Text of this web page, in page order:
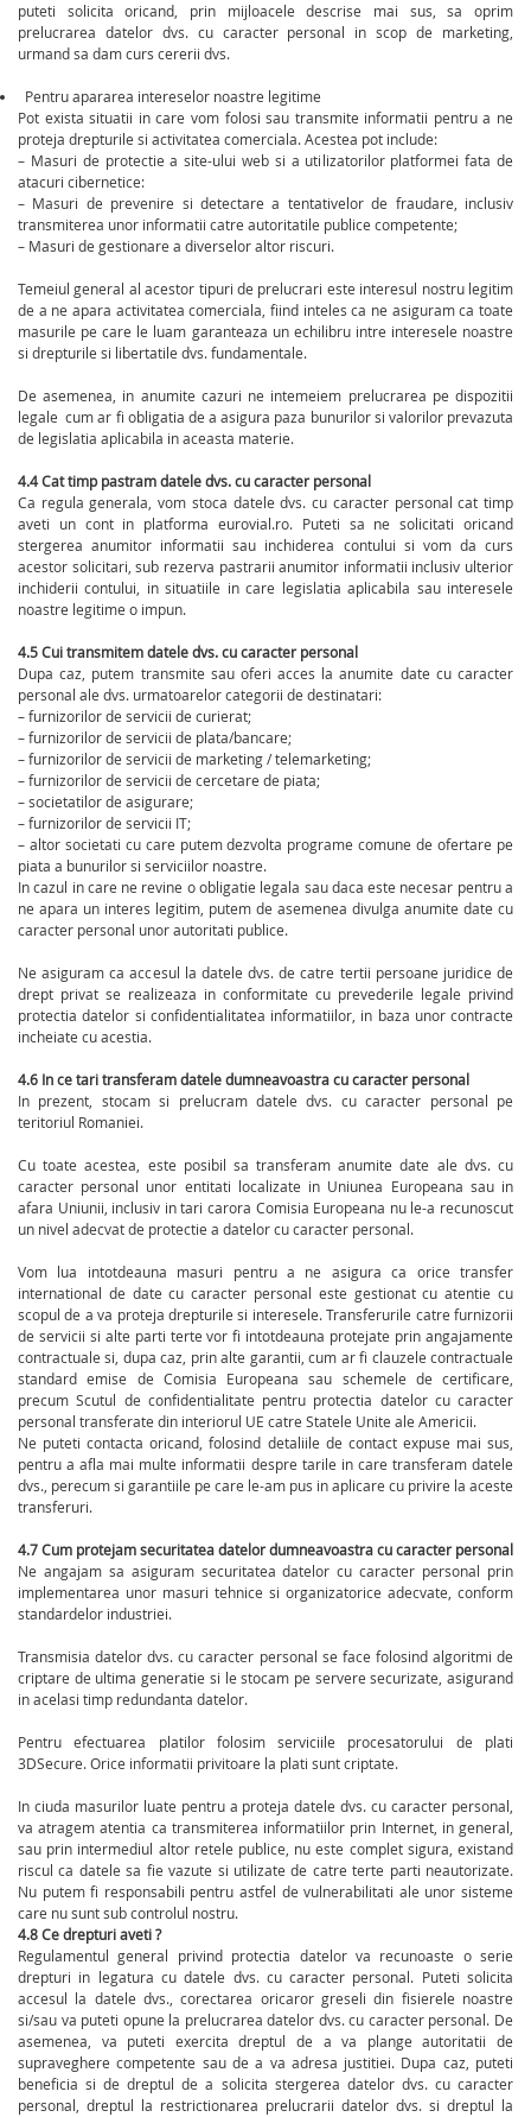
puteti solicita oricand, prin mijloacele descrise mai sus, sa oprim
prelucrarea datelor dvs. cu caracter personal in scop de marketing,
urmand sa dam curs cererii dvs.
Pentru apararea intereselor noastre legitime
Pot exista situatii in care vom folosi sau transmite informatii pentru a ne
proteja drepturile si activitatea comerciala. Acestea pot include:
– Masuri de protectie a site-ului web si a utilizatorilor platformei fata de
atacuri cibernetice:
– Masuri de prevenire si detectare a tentativelor de fraudare, inclusiv
transmiterea unor informatii catre autoritatile publice competente;
– Masuri de gestionare a diverselor altor riscuri.
Temeiul general al acestor tipuri de prelucrari este interesul nostru legitim
de a ne apara activitatea comerciala, fiind inteles ca ne asiguram ca toate
masurile pe care le luam garanteaza un echilibru intre interesele noastre
si drepturile si libertatile dvs. fundamentale.
De asemenea, in anumite cazuri ne intemeiem prelucrarea pe dispozitii
legale cum ar fi obligatia de a asigura paza bunurilor si valorilor prevazuta
de legislatia aplicabila in aceasta materie.
4.4 Cat timp pastram datele dvs. cu caracter personal
Ca regula generala, vom stoca datele dvs. cu caracter personal cat timp
aveti un cont in platforma eurovial.ro. Puteti sa ne solicitati oricand
stergerea anumitor informatii sau inchiderea contului si vom da curs
acestor solicitari, sub rezerva pastrarii anumitor informatii inclusiv ulterior
inchiderii contului, in situatiile in care legislatia aplicabila sau interesele
noastre legitime o impun.
4.5 Cui transmitem datele dvs. cu caracter personal
Dupa caz, putem transmite sau oferi acces la anumite date cu caracter
personal ale dvs. urmatoarelor categorii de destinatari:
– furnizorilor de servicii de curierat;
– furnizorilor de servicii de plata/bancare;
– furnizorilor de servicii de marketing / telemarketing;
– furnizorilor de servicii de cercetare de piata;
– societatilor de asigurare;
– furnizorilor de servicii IT;
– altor societati cu care putem dezvolta programe comune de ofertare pe
piata a bunurilor si serviciilor noastre.
In cazul in care ne revine o obligatie legala sau daca este necesar pentru a
ne apara un interes legitim, putem de asemenea divulga anumite date cu
caracter personal unor autoritati publice.
Ne asiguram ca accesul la datele dvs. de catre tertii persoane juridice de
drept privat se realizeaza in conformitate cu prevederile legale privind
protectia datelor si confidentialitatea informatiilor, in baza unor contracte
incheiate cu acestia.
4.6 In ce tari transferam datele dumneavoastra cu caracter personal
In prezent, stocam si prelucram datele dvs. cu caracter personal pe
teritoriul Romaniei.
Cu toate acestea, este posibil sa transferam anumite date ale dvs. cu
caracter personal unor entitati localizate in Uniunea Europeana sau in
afara Uniunii, inclusiv in tari carora Comisia Europeana nu le-a recunoscut
un nivel adecvat de protectie a datelor cu caracter personal.
Vom lua intotdeauna masuri pentru a ne asigura ca orice transfer
international de date cu caracter personal este gestionat cu atentie cu
scopul de a va proteja drepturile si interesele. Transferurile catre furnizorii
de servicii si alte parti terte vor fi intotdeauna protejate prin angajamente
contractuale si, dupa caz, prin alte garantii, cum ar fi clauzele contractuale
standard emise de Comisia Europeana sau schemele de certificare,
precum Scutul de confidentialitate pentru protectia datelor cu caracter
personal transferate din interiorul UE catre Statele Unite ale Americii.
Ne puteti contacta oricand, folosind detaliile de contact expuse mai sus,
pentru a afla mai multe informatii despre tarile in care transferam datele
dvs., perecum si garantiile pe care le-am pus in aplicare cu privire la aceste
transferuri.
4.7 Cum protejam securitatea datelor dumneavoastra cu caracter personal
Ne angajam sa asiguram securitatea datelor cu caracter personal prin
implementarea unor masuri tehnice si organizatorice adecvate, conform
standardelor industriei.
Transmisia datelor dvs. cu caracter personal se face folosind algoritmi de
criptare de ultima generatie si le stocam pe servere securizate, asigurand
in acelasi timp redundanta datelor.
Pentru efectuarea platilor folosim serviciile procesatorului de plati
3DSecure. Orice informatii privitoare la plati sunt criptate.
In ciuda masurilor luate pentru a proteja datele dvs. cu caracter personal,
va atragem atentia ca transmiterea informatiilor prin Internet, in general,
sau prin intermediul altor retele publice, nu este complet sigura, existand
riscul ca datele sa fie vazute si utilizate de catre terte parti neautorizate.
Nu putem fi responsabili pentru astfel de vulnerabilitati ale unor sisteme
care nu sunt sub controlul nostru.
4.8 Ce drepturi aveti ?
Regulamentul general privind protectia datelor va recunoaste o serie
drepturi in legatura cu datele dvs. cu caracter personal. Puteti solicita
accesul la datele dvs., corectarea oricaror greseli din fisierele noastre
si/sau va puteti opune la prelucrarea datelor dvs. cu caracter personal. De
asemenea, va puteti exercita dreptul de a va plange autoritatii de
supraveghere competente sau de a va adresa justitiei. Dupa caz, puteti
beneficia si de dreptul de a solicita stergerea datelor dvs. cu caracter
personal, dreptul la restrictionarea prelucrarii datelor dvs. si dreptul la